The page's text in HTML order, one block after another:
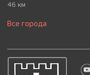
46 км
Все города